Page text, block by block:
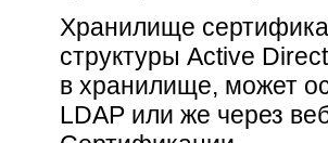
Хранилище
структуры Active
в хранилище, может
LDAP или же через